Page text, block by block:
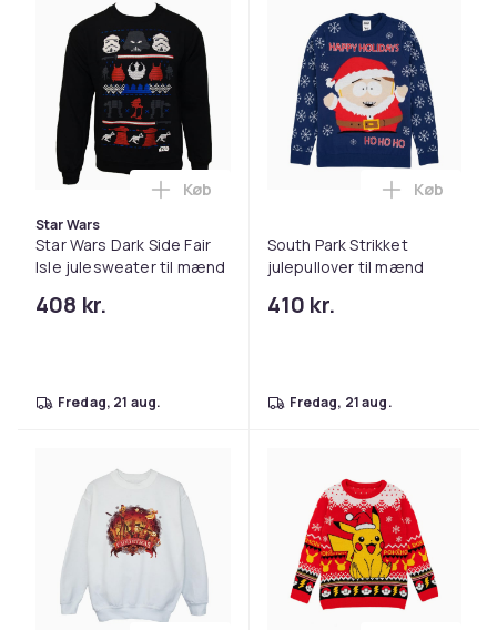
Star Wars
Star Wars Dark Side Fair
Isle julesweater til mænd
408 kr.
Læg Star Wars Dark Side Fair Isle
Køb
fredag, 21 aug.
South Park Strikket
julepullover til mænd
410 kr.
Læg
Køb
fredag, 21 aug.